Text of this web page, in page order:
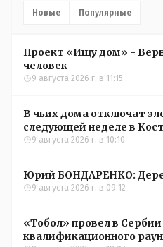
Новые Популярные
Проект «Ищу дом» -
человек
9 августа 2026 г. в 11:15
В чьих дома отключат
следующей неделе в
9 августа 2026 г. в 10:10
Юрий БОНДАРЕНКО:
9 августа 2026 г. в 09:12
«Тобол» провел в
квалификационного